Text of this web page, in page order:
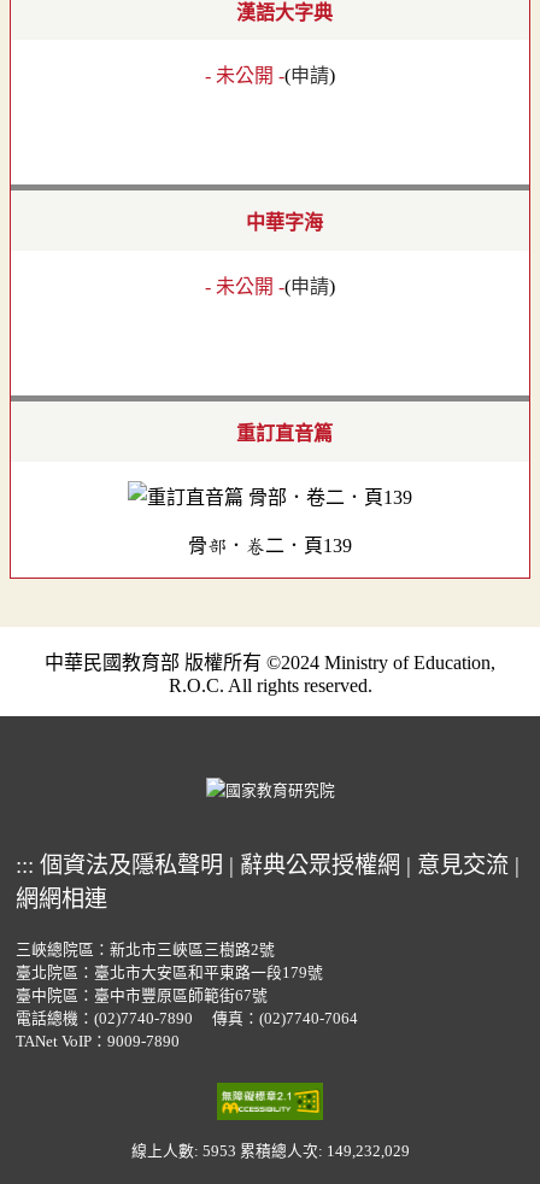
漢語大字典
- 未公開 -(申請)
中華字海
- 未公開 -(申請)
重訂直音篇
骨部．卷二．頁139
中華民國教育部 版權所有 ©2024 Ministry of Education,
R.O.C. All rights reserved.
::: 個資法及隱私聲明 | 辭典公眾授權網 | 意見交流 |
網網相連
三峽總院區：新北市三峽區三樹路2號
臺北院區：臺北市大安區和平東路一段179號
臺中院區：臺中市豐原區師範街67號
電話總機： (02)7740-7890
傳真：(02)7740-7064
TANet VoIP：9009-7890
線上人數: 5953 累積總人次: 149,232,029